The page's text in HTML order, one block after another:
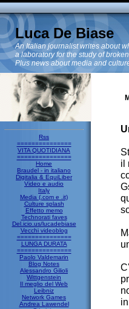
Luca De Biase
An Italian journalist writes about
a laboratory for the study of
Plus news about media and
Rss
===============
VITA QUOTIDIANA
===============
Home
Braudel - in italiano
Digitalia & EquiLiber
Video e audio
Italy
Media (.com e .it)
Culture splash
Effetto memo
Technorati faves
Del.icio.us/lucadebiase
Vecchi videoblog
===============
LUNGA DURATA
===============
Paolo Valdemarin
Blog Notes
Alessandro Gilioli
Wittgenstein
Il meglio del Web
Leibniz
Network Games
Andrea Lawendel
il